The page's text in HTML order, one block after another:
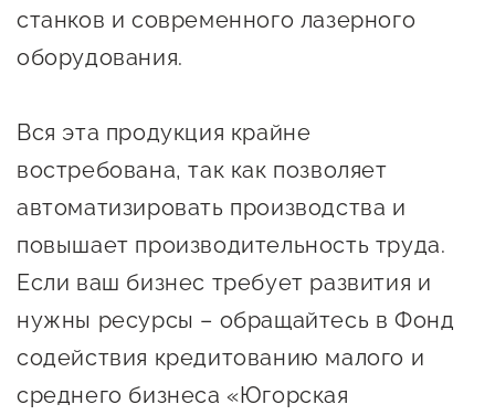
Календарь
мероприятий для
Истории успеха
Проекты
Оказание услуг в
социальной сфере
поддержки
О центре
Поддержка центра
Истории успеха
креативного
предпринимательства
О центре
Обучающие
мероприятия
Проекты
Поддержка центра
Онлайн-витрина
Справочник
предпринимателя
станков и современного лазерного
оборудования.
Вся эта продукция крайне
востребована, так как позволяет
автоматизировать производства и
повышает производительность труда.
Если ваш бизнес требует развития и
нужны ресурсы – обращайтесь в Фонд
содействия кредитованию малого и
среднего бизнеса «Югорская